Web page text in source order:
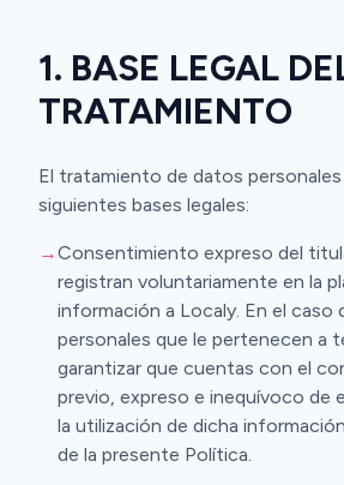
1. BASE LEGAL
TRATAMIENTO
El tratamiento de datos personales
siguientes bases legales:
→Consentimiento expreso del
registran voluntariamente en la
información a Localy. En el caso
personales que le pertenecen a
garantizar que cuentas con el
previo, expreso e inequívoco de
la utilización de dicha
de la presente Política.